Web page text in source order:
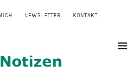
NEWSLETTER KONTAKT